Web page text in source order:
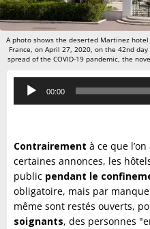
A photo shows the deserted Martinez
France, on April 27, 2020, on the 42nd
spread of the COVID-19 pandemic, the
Lecteur
audio
00:00
Contrairement à ce que
certaines annonces, les
public pendant le
obligatoire, mais par
même sont restés ouverts,
soignants, des personnes